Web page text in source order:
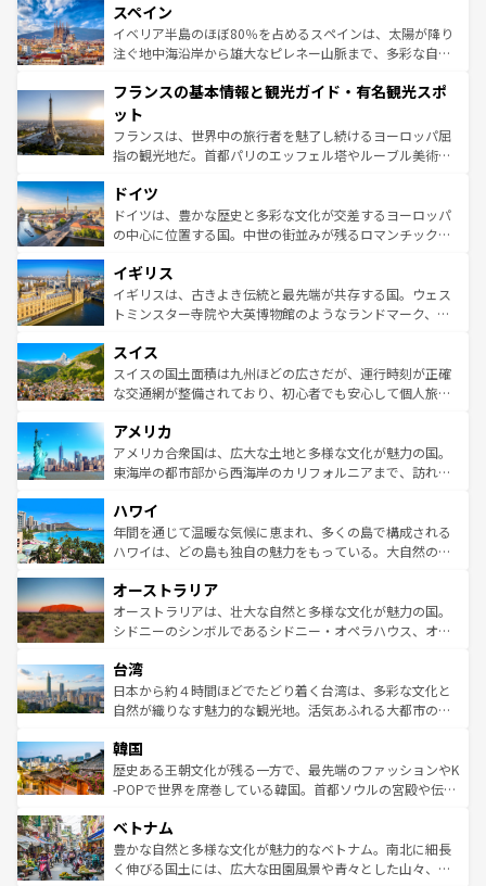
ろん、トスカーナの美しい田園風景やアマルフィ海岸の絶
景など、自然景観も見逃せない。観光の合間には、本場の
ピザやパスタなど、絶品のイタリア料理を堪能することも
ませてくれるイタリアで、忘れられない旅をしてみよう！
なお、新着のイタリア情報は
しい。
スペイン
イベリア半島のほぼ80％を占めるスペインは、太陽が降り
注ぐ地中海沿岸から雄大なピレネー山脈まで、多彩な自然
文化が根付くこの国では、情熱的なフラメンコ、熱気あふ
れる闘牛、そして美味しいタパスが生活の一部となってい
る。首都マドリードの洗練された雰囲気や、バルセロナの
アートに溢れた街角から、地方では古代ローマ遺跡や中世
せる。地方によって風土や気候が異なるスペインはその個
性で訪れる人を魅了する。 なお、新着のスペイン情報は コ
ンテンツ一覧を参照してほしい。
フランスの基本情報と観光ガイド・有名観光スポ
ット
フランスは、世界中の旅行者を魅了し続けるヨーロッパ屈
指の観光地だ。首都パリのエッフェル塔やルーブル美術館
で、幅広い魅力が詰まっている。華麗な宮殿、歴史的な大
聖堂、美しいビーチ、そして豊かな自然が、訪れる者を心
から魅了する。また、フランスは美食の国としても知ら
いる。シャンパンの発祥地であるランス、プロヴァンスの
香り高いラベンダー畑など、多彩な楽しみ方が可能だ。さ
らに、パリ以外の地域にも魅力が溢れており、どの街角に
れる地方に足を運ぶとそれぞれで全く異なる文化を体験で
きるだろう。 なお、新着のフランス情報はコンテンツ一覧
を参照してほしい。
ドイツ
ドイツは、豊かな歴史と多彩な文化が交差するヨーロッパ
の中心に位置する国。中世の街並みが残るロマンチック街
顔を持つこの国は、どこを歩いても飽きることがない。ベ
ルリンの文化的活気、バイエルン州のアルプスの絶景、そ
してライン川沿いのワイン畑といった風景は必見。ビール
は、お酒好きな人にはぜひ体験してほしい。 なお、新着の
ドイツ情報はコンテンツ一覧を参照してほしい。
イギリス
イギリスは、古きよき伝統と最先端が共存する国。ウェス
トミンスター寺院や大英博物館のようなランドマーク、歴
リアごとに異なる魅力がある。また、優雅なアフタヌーン
ティー、ビール好きにはたまらない英国パブ、サッカー観
戦など、本場だからこそできる体験も豊富。イギリスを旅
ンツ一覧を参照してほしい。
スイス
スイスの国土面積は九州ほどの広さだが、運行時刻が正確
な交通網が整備されており、初心者でも安心して個人旅行
の建物がそのまま残る町や、スイスならではのユニークな
博物館もあり、アルプス観光だけでなく町歩きも満喫する
ことができる。国民の所得が高いため物価も高いが、旅行
ば市内交通費無料で観光を楽しむこともできる。 なお、新
着のスイス情報はコンテンツ一覧 を参照してほしい。
アメリカ
アメリカ合衆国は、広大な土地と多様な文化が魅力の国。
東海岸の都市部から西海岸のカリフォルニアまで、訪れる
のような巨大都市は、観光、ショッピング、エンターテイ
ンメントが詰まった刺激的なスポットだ。一方、アメリカ
西部には大自然が広がり、グランドキャニオンやイエロー
部のニューオーリンズでは、音楽と美食が融合した独特の
文化が魅力。旅行者はアメリカの各地域で異なる魅力を楽
しみながら、その多様性と豊かな歴史を感じることができ
ならではの贅沢な旅のスタイルだ。 なお、新着のアメリカ
情報はコンテンツ一覧を参照してほしい。
ハワイ
年間を通じて温暖な気候に恵まれ、多くの島で構成される
ハワイは、どの島も独自の魅力をもっている。大自然の神
ワイ島は見逃せない。また、定番の観光地といえばオアフ
島だが、静かな自然を求めるならマウイ島やカウアイ島が
おすすめ。エメラルドグリーンに輝く海をはじめ、豊かな
れるおもてなしの心で訪れる人々を迎えてくれるハワイの
人々、おいしいローカルフードやハワイアンミュージッ
ク、伝統的なフラダンスなど、すべてがハワイの魅力を彩
ワイを、存分に味わってほしい。 なお、新着のハワイ情報
はコンテンツ一覧を参照してほしい。
オーストラリア
オーストラリアは、壮大な自然と多様な文化が魅力の国。
シドニーのシンボルであるシドニー・オペラハウス、オー
リアリーフや大陸中央部にそびえるウルル（エアーズロッ
ク）、タスマニアの美しい原生林やケアンズの熱帯雨林な
ど、見どころがたくさん。また、カフェやワイン、オージ
いる。アクティビティも充実しており、サーフィンやダイ
ビング、ハイキングなど、アウトドア好きにはたまらな
い。オーストラリアの多彩な魅力を存分に味わいつくそ
参照してほしい。
台湾
日本から約４時間ほどでたどり着く台湾は、多彩な文化と
自然が織りなす魅力的な観光地。活気あふれる大都市の台
ン）、静ひつな山岳地帯である台湾東部など、都市の喧騒
と山間の静けさが共存しており、訪れる人に新しい発見と
驚きをもたらしてくれる。また、奥深い台湾の食文化も魅
容にもいいと評判のスイーツなど、バラエティ豊かな料理
が味わえる。 なお、新着の台湾情報は コンテンツ一覧を参
照してほしい。
韓国
歴史ある王朝文化が残る一方で、最先端のファッションやK
-POPで世界を席巻している韓国。首都ソウルの宮殿や伝統
き、地方に足を延ばせば四季折々の自然美を楽しむことが
できる。そして、キムチや焼肉、絶品のストリートフード
まで、さまざまな韓国料理が待っている。夜には、韓国な
ベトナム
豊かな自然と多様な文化が魅力的なベトナム。南北に細長
く伸びる国土には、広大な田園風景や青々とした山々、世